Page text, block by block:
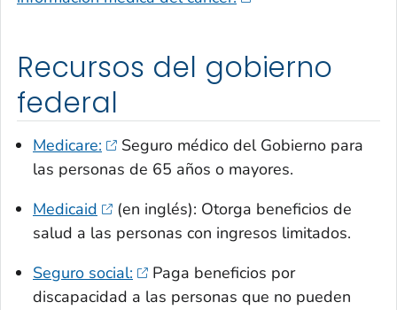
Recursos del gobierno
federal
Medicare:
Seguro médico del Gobierno para
las personas de 65 años o mayores.
Medicaid
(en inglés): Otorga beneficios de
salud a las personas con ingresos limitados.
Seguro social:
Paga beneficios por
discapacidad a las personas que no pueden